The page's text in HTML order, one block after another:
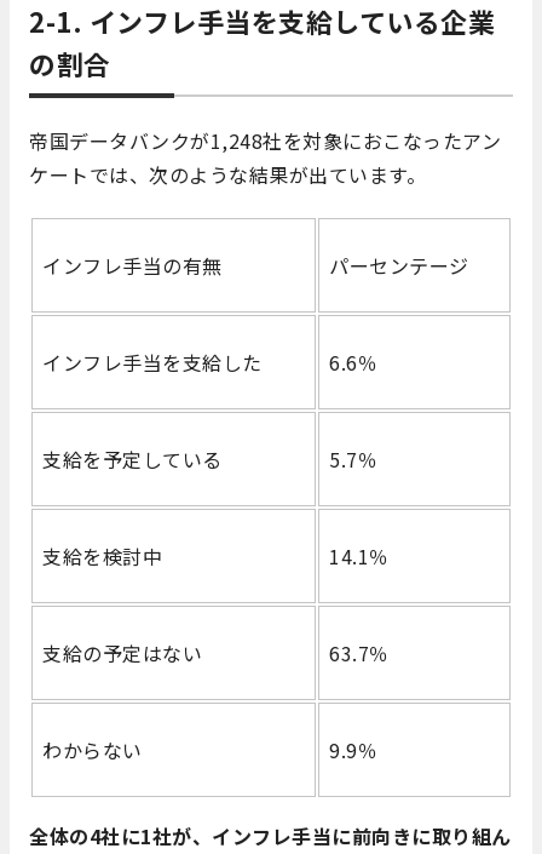
2-1. インフレ手当を支給している企業
の割合
帝国データバンクが1,248社を対象におこなったアン
ケートでは、次のような結果が出ています。
インフレ手当の有無 パーセンテージ
インフレ手当を支給した 6.6％
支給を予定している 5.7％
支給を検討中 14.1％
支給の予定はない 63.7％
わからない 9.9％
全体の4社に1社が、インフレ手当に前向きに取り組ん